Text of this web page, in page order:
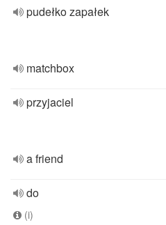
pudełko zapałek
matchbox
przyjaciel
a friend
do
(i)